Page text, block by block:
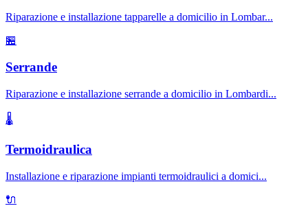
Riparazione e installazione tapparelle a domicilio in Lombar...
🏪
Serrande
Riparazione e installazione serrande a domicilio in Lombardi...
🌡️
Termoidraulica
Installazione e riparazione impianti termoidraulici a domici...
🔌